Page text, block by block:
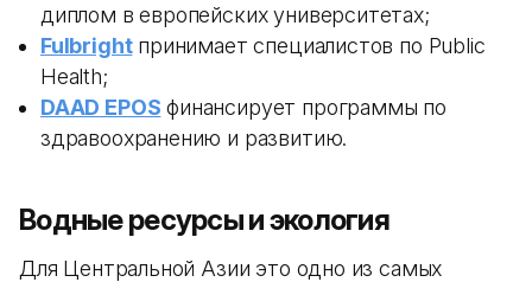
диплом в европейских университетах;
Fulbrightпринимает специалистов по Public
Health;
DAAD EPOS финансирует программы по
здравоохранению и развитию.
Водные ресурсы и экология
Для Центральной Азии это одно из самых